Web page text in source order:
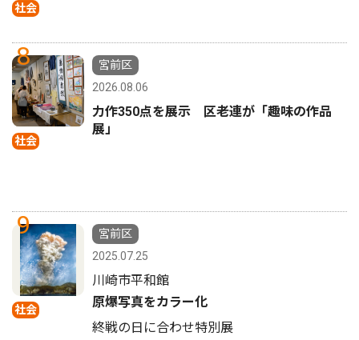
社会
8
社会
宮前区
2026.08.06
力作350点を展示 区老連が「趣味の作品
展」
9
社会
宮前区
2025.07.25
川崎市平和館
原爆写真をカラー化
終戦の日に合わせ特別展